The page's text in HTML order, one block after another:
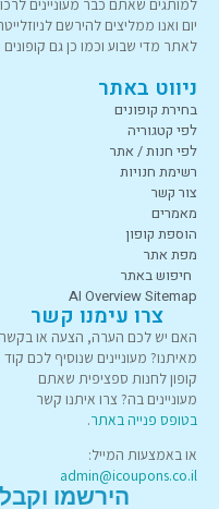
למותגים שאתם כבר מעוניינים
יום ואנו ממליצים להירשם
לאתר מדי שבוע וכמו כן גם
ניווט באתר
בחירת קופונים
לפי קטגוריה
לפי חנות / אתר
רשימת חנויות
צור קשר
מאמרים
הוספת קופון
מפת אתר
חיפוש באתר
AI Overview Sitemap
צרו עימנו קשר
האם יש לכם הערה, הצעה או בקשה
מאיתנו? מעוניינים שנוסיף לכם קוד
קופון לחנות ספציפית שאתם
מעוניינים בה? צרו איתנו קשר
בטופס פנייה באתר.
או באמצעות המייל:
admin@icoupons.co.il
הירשמו